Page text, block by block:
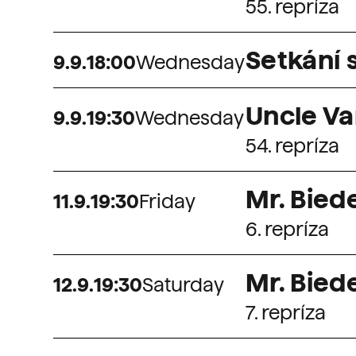
55. repríza
9.9.18:00WednesdaySetkání
9.9.19:30WednesdayUncle
54. repríza
11.9.19:30Friday Mr.
6. repríza
12.9.19:30Saturday Mr.
7. repríza